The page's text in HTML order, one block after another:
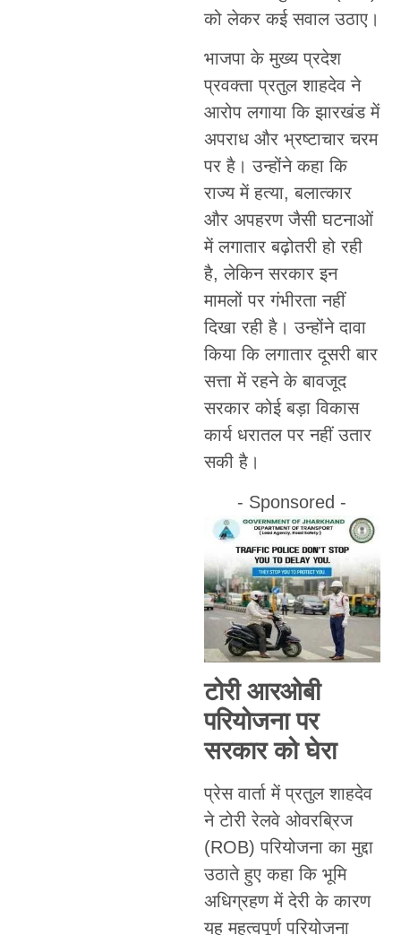
को लेकर कई सवाल उठाए।
भाजपा के मुख्य प्रदेश
प्रवक्ता प्रतुल शाहदेव ने
आरोप लगाया कि झारखंड में
अपराध और भ्रष्टाचार चरम
पर है। उन्होंने कहा कि
राज्य में हत्या, बलात्कार
और अपहरण जैसी घटनाओं
में लगातार बढ़ोतरी हो रही
है, लेकिन सरकार इन
मामलों पर गंभीरता नहीं
दिखा रही है। उन्होंने दावा
किया कि लगातार दूसरी बार
सत्ता में रहने के बावजूद
सरकार कोई बड़ा विकास
कार्य धरातल पर नहीं उतार
सकी है।
- Sponsored -
टोरी आरओबी
परियोजना पर
सरकार को घेरा
प्रेस वार्ता में प्रतुल शाहदेव
ने टोरी रेलवे ओवरब्रिज
(ROB) परियोजना का मुद्दा
उठाते हुए कहा कि भूमि
अधिग्रहण में देरी के कारण
यह महत्वपूर्ण परियोजना